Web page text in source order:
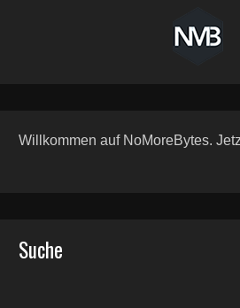
Willkommen auf NoMoreBytes.
Suche